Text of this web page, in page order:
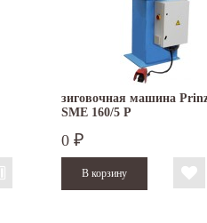
зиговочная машина
SMЕ 160/5 P
0 ₽